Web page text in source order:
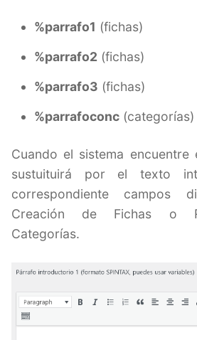
%parrafo1 (fichas)
%parrafo2 (fichas)
%parrafo3 (fichas)
%parrafoconc (categorías)
Cuando el sistema encuentre
sustuituirá por el texto
correspondiente campos
Creación de Fichas o
Categorías.